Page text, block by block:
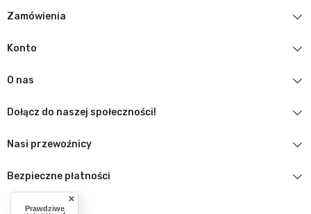
Zamówienia
Konto
O nas
Dołącz do naszej społeczności!
Nasi przewoźnicy
Bezpieczne płatności
Prawdziwe